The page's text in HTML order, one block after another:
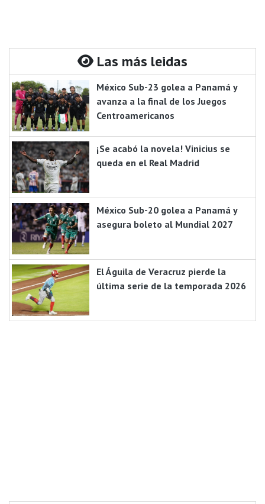
Las más leidas
México Sub-23 golea a Panamá y
avanza a la final de los Juegos
Centroamericanos
¡Se acabó la novela! Vinicius se
queda en el Real Madrid
México Sub-20 golea a Panamá y
asegura boleto al Mundial 2027
El Águila de Veracruz pierde la
última serie de la temporada 2026